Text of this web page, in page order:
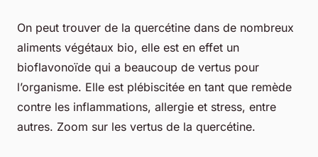
On peut trouver de la quercétine dans de nombreux
aliments végétaux bio, elle est en effet un
bioflavonoïde qui a beaucoup de vertus pour
l’organisme. Elle est plébiscitée en tant que remède
contre les inflammations, allergie et stress, entre
autres. Zoom sur les vertus de la quercétine.